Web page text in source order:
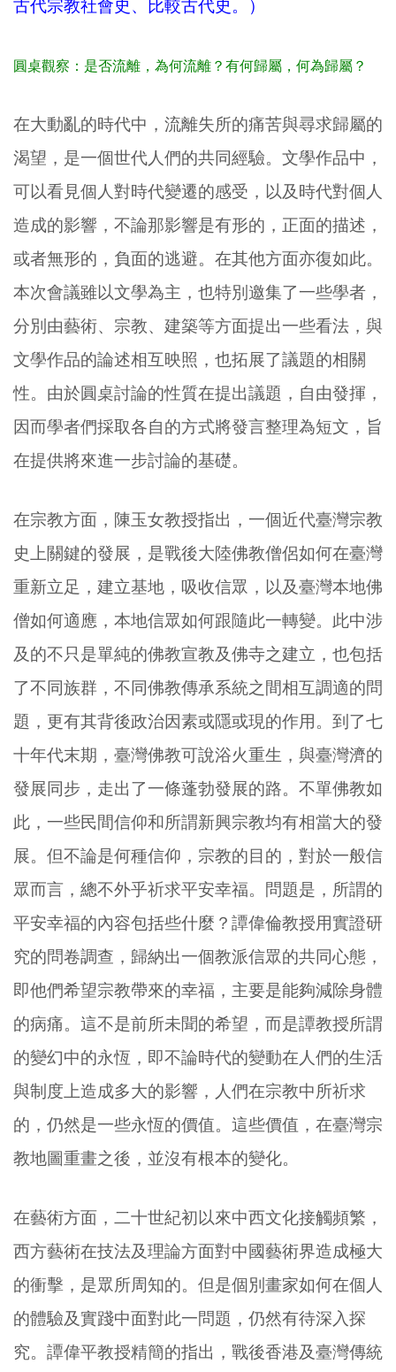
古代宗教社會史、比較古代史。）
圓桌觀察：是否流離，為何流離？有何歸屬，何為歸屬？
在大動亂的時代中，流離失所的痛苦與尋求歸屬的
渴望，是一個世代人們的共同經驗。文學作品中，
可以看見個人對時代變遷的感受，以及時代對個人
造成的影響，不論那影響是有形的，正面的描述，
或者無形的，負面的逃避。在其他方面亦復如此。
本次會議雖以文學為主，也特別邀集了一些學者，
分別由藝術、宗教、建築等方面提出一些看法，與
文學作品的論述相互映照，也拓展了議題的相關
性。由於圓桌討論的性質在提出議題，自由發揮，
因而學者們採取各自的方式將發言整理為短文，旨
在提供將來進一步討論的基礎。
在宗教方面，陳玉女教授指出，一個近代臺灣宗教
史上關鍵的發展，是戰後大陸佛教僧侶如何在臺灣
重新立足，建立基地，吸收信眾，以及臺灣本地佛
僧如何適應，本地信眾如何跟隨此一轉變。此中涉
及的不只是單純的佛教宣教及佛寺之建立，也包括
了不同族群，不同佛教傳承系統之間相互調適的問
題，更有其背後政治因素或隱或現的作用。到了七
十年代末期，臺灣佛教可說浴火重生，與臺灣濟的
發展同步，走出了一條蓬勃發展的路。不單佛教如
此，一些民間信仰和所謂新興宗教均有相當大的發
展。但不論是何種信仰，宗教的目的，對於一般信
眾而言，總不外乎祈求平安幸福。問題是，所謂的
平安幸福的內容包括些什麼？譚偉倫教授用實證研
究的問卷調查，歸納出一個教派信眾的共同心態，
即他們希望宗教帶來的幸福，主要是能夠減除身體
的病痛。這不是前所未聞的希望，而是譚教授所謂
的變幻中的永恆，即不論時代的變動在人們的生活
與制度上造成多大的影響，人們在宗教中所祈求
的，仍然是一些永恆的價值。這些價值，在臺灣宗
教地圖重畫之後，並沒有根本的變化。
在藝術方面，二十世紀初以來中西文化接觸頻繁，
西方藝術在技法及理論方面對中國藝術界造成極大
的衝擊，是眾所周知的。但是個別畫家如何在個人
的體驗及實踐中面對此一問題，仍然有待深入探
究。譚偉平教授精簡的指出，戰後香港及臺灣傳統